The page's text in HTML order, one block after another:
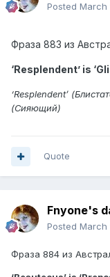
Posted March
Фраза 883 из
‘Resplendent’ is
‘Resplendent’
(Сияющий)
Quote
Fnyone's
Posted March
Фраза 884 из